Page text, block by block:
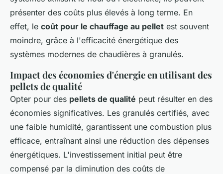
présenter des coûts plus élevés à long terme. En
effet, le coût pour le chauffage au pellet est souvent
moindre, grâce à l'efficacité énergétique des
systèmes modernes de chaudières à granulés.
Impact des économies d'énergie en utilisant des
pellets de qualité
Opter pour des pellets de qualité peut résulter en des
économies significatives. Les granulés certifiés, avec
une faible humidité, garantissent une combustion plus
efficace, entraînant ainsi une réduction des dépenses
énergétiques. L'investissement initial peut être
compensé par la diminution des coûts de